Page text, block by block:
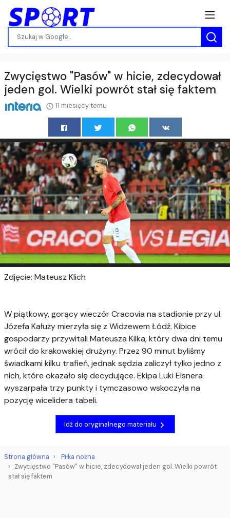
Zwycięstwo "Pasów" w hicie, zdecydował
jeden gol. Wielki powrót stał się faktem
11 miesięcy temu
Zdjęcie: Mateusz Klich
W piątkowy, gorący wieczór Cracovia na stadionie przy ul.
Józefa Kałuży mierzyła się z Widzewem Łódź. Kibice
gospodarzy przywitali Mateusza Kilka, który dwa dni temu
wrócił do krakowskiej drużyny. Przez 90 minut byliśmy
świadkami kilku trafień, jednak sędzia zaliczył tylko jedno z
nich, które okazało się decydujące. Ekipa Luki Elsnera
wyszarpała trzy punkty i tymczasowo wskoczyła na
pozycję wicelidera tabeli.
Idź do oryginalnego materiału
Strona główna
Piłka nożna
Zwycięstwo "Pasów" w hicie, zdecydował jeden gol. Wielki powrót
stał się faktem